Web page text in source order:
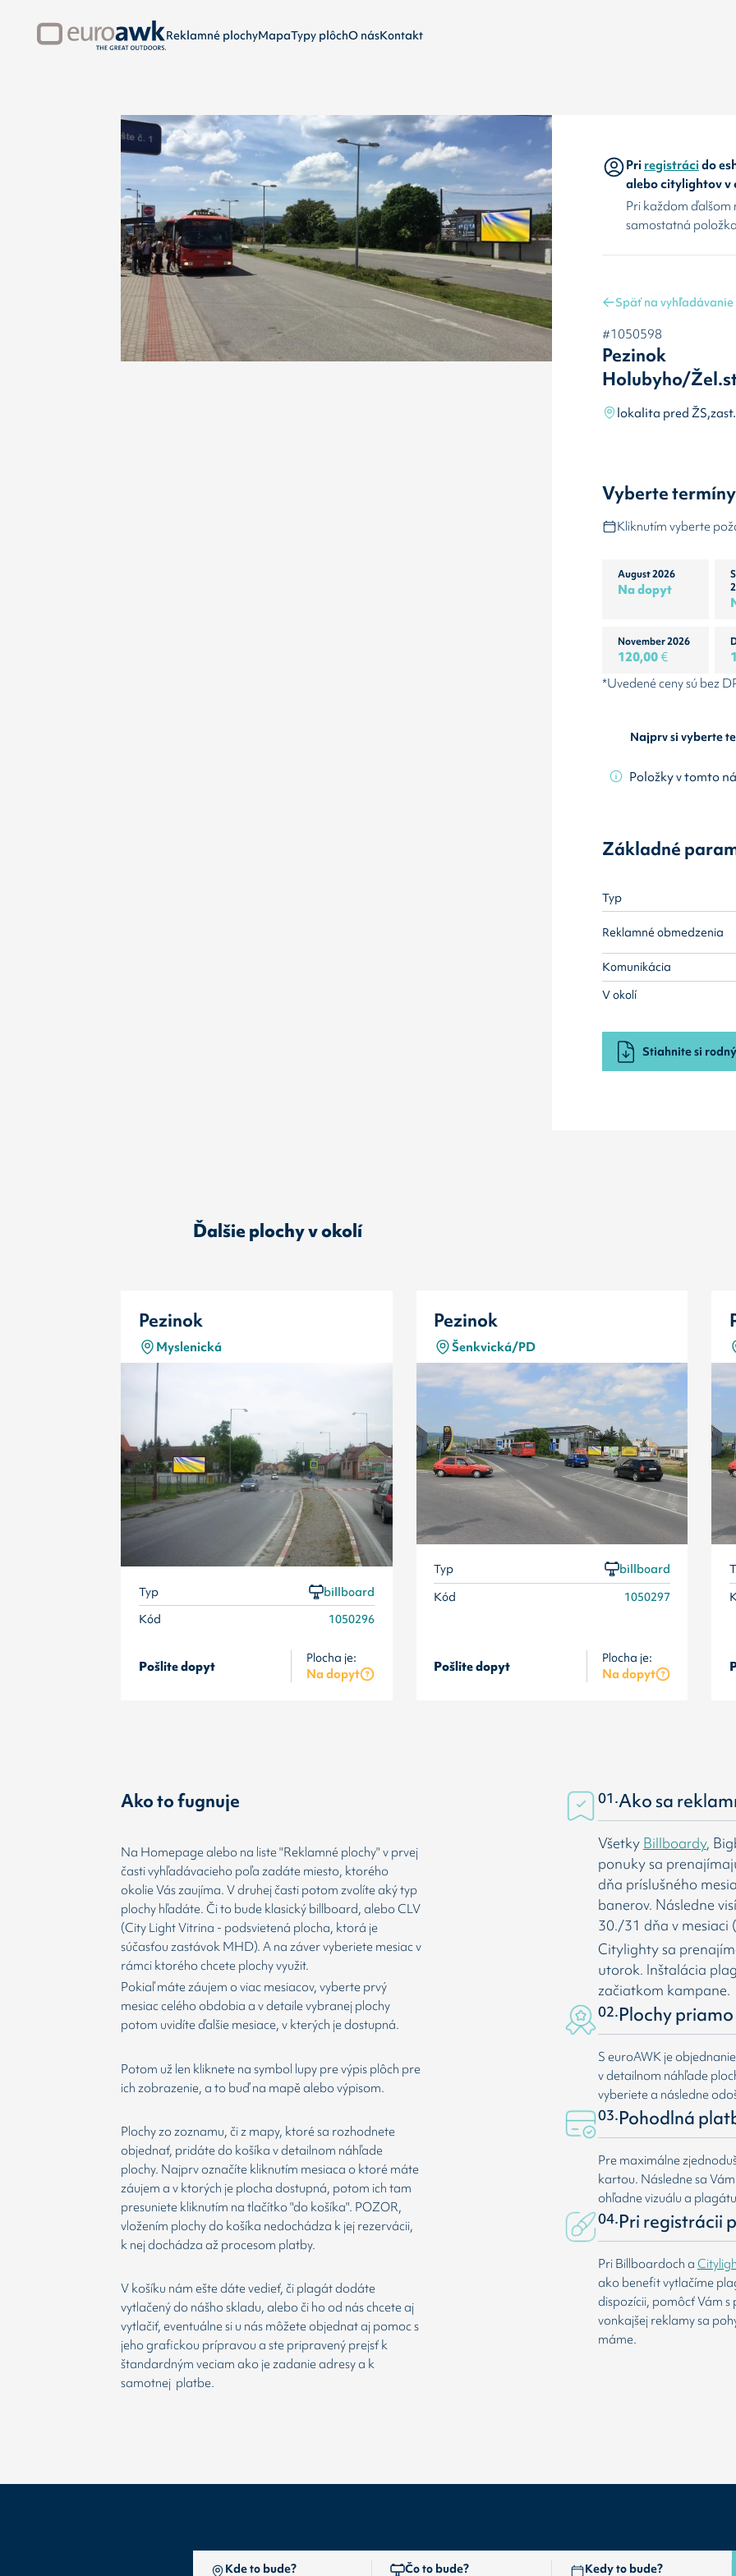
Reklamné plochyMapaTypy plôchO násKontakt
Priregistrácido
alebo citylightov v
Pri každom ďalšom
samostatná
Späť na vyhľadávanie
#1050598
Pezinok
Holubyho/
lokalita pred
Vyberte
Kliknutím vyberte
August 2026
Na dopyt
November 2026
120,00€
*Uvedené ceny sú bez
Najprv si vyberte
Položky v tomto
Základné
Typ
Reklamné obmedzenia
Komunikácia
V okolí
Stiahnite si
Ďalšie plochy v okolí
Pezinok
Myslenická
Typ
billboard
Kód
1050296
Pošlite dopyt Plocha je:
Na dopyt
Pezinok
Šenkvická/PD
Typ
billboard
Kód
1050297
Pošlite dopyt Plocha je:
Na dopyt
Ako to fugnuje
Na Homepage alebo na liste "Reklamné plochy" v prvej
časti vyhľadávacieho poľa zadáte miesto, ktorého
okolie Vás zaujíma. V druhej časti potom zvolíte aký typ
plochy hľadáte. Či to bude klasický billboard, alebo CLV
(City Light Vitrina - podsvietená plocha, ktorá je
súčasťou zastávok MHD). A na záver vyberiete mesiac v
rámci ktorého chcete plochy využit.
Pokiaľ máte záujem o viac mesiacov, vyberte prvý
mesiac celého obdobia a v detaile vybranej plochy
potom uvidíte ďalšie mesiace, v kterých je dostupná.
Potom už len kliknete na symbol lupy pre výpis plôch pre
ich zobrazenie, a to buď na mapě alebo výpisom.
Plochy zo zoznamu, či z mapy, ktoré sa rozhodnete
objednať, pridáte do košíka v detailnom náhľade
plochy. Najprv označíte kliknutím mesiaca o ktoré máte
záujem a v ktorých je plocha dostupná, potom ich tam
presuniete kliknutím na tlačítko "do košíka". POZOR,
vložením plochy do košíka nedochádza k jej rezervácii,
k nej dochádza až procesom platby.
V košíku nám ešte dáte vedieť, či plagát dodáte
vytlačený do nášho skladu, alebo či ho od nás chcete aj
vytlačiť, eventuálne si u nás môžete objednat aj pomoc s
jeho grafickou prípravou a ste pripravený prejsť k
štandardným veciam ako je zadanie adresy a k
samotnej platbe.
01.Ako sa
Všetky Billboardy,
ponuky sa
dňa príslušného
banerov. Následne visí
30./31 dňa v mesiaci
Citylighty sa
utorok. Inštalácia
začiatkom kampane.
02.Plochy
S euroAWK je objednanie
v detailnom náhľade
vyberiete a následne
03.Pohodlná
Pre maximálne
kartou. Následne sa Vám
ohľadne vizuálu a
04.Pri registrácii
Pri Billboardoch a
ako benefit vytlačíme
dispozícii, pomôcť Vám
vonkajšej reklamy sa
máme.
Kde to bude? Čo to bude? Kedy to bude?